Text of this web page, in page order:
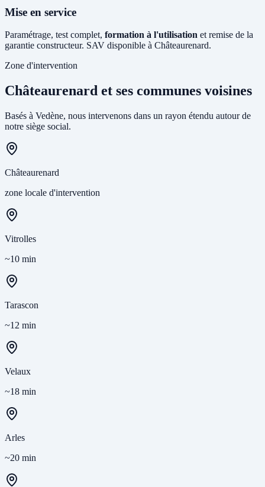
Mise en service
Paramétrage, test complet, formation à l'utilisation et remise de la
garantie constructeur. SAV disponible à Châteaurenard.
Zone d'intervention
Châteaurenard et ses communes voisines
Basés à Vedène, nous intervenons dans un rayon étendu autour de
notre siège social.
Châteaurenard
zone locale d'intervention
Vitrolles
~10 min
Tarascon
~12 min
Velaux
~18 min
Arles
~20 min